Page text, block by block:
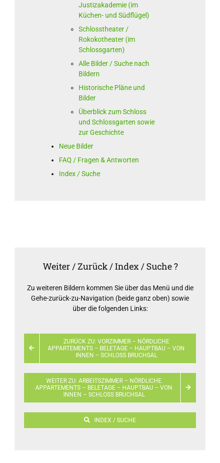
Justizakademie (im
Küchen- und Südflügel)
Schlosstheater /
Rokokotheater (im
Schlossgarten)
Alle Bilder / Suche nach
Bildern
Historische Pläne und
Bilder
Überblick zum Schloss
und Schlossgarten sowie
zur Geschichte
Neue Bilder
FAQ / Fragen & Antworten
Index / Suche
Weiter / Zurück / Index / Suche ?
Zu weiteren Bildern kommen Sie über das Menü und die
Gehe-zurück-zu-Navigation (beide ganz oben) sowie
über die folgenden Links:
ZURÜCK ZU: VORZIMMER – NÖRDLICHE
APPARTEMENTS – BELETAGE – HAUPTBAU – VON
INNEN – SCHLOSS BRUCHSAL
WEITER ZU: ARBEITSZIMMER – NÖRDLICHE
APPARTEMENTS – BELETAGE – HAUPTBAU – VON
INNEN – SCHLOSS BRUCHSAL
INDEX / SUCHE